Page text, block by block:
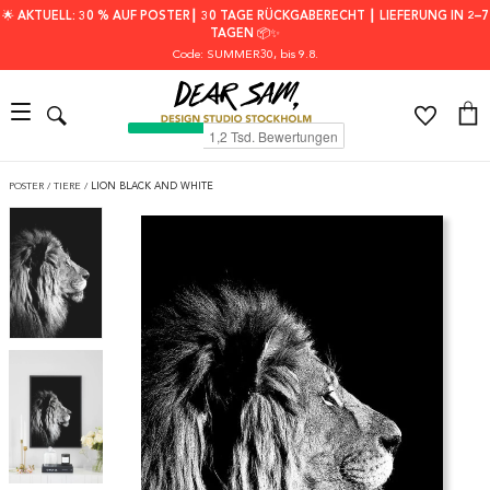
🌟 AKTUELL: 30 % AUF POSTER┃ 30 TAGE RÜCKGABERECHT ┃ LIEFERUNG IN 2–7
TAGEN 📦✨
Code: SUMMER30, bis 9.8.
POSTER / TIERE / LION BLACK AND WHITE